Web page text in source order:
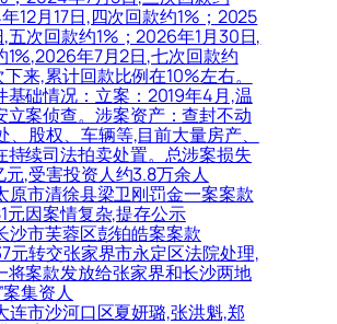
12月17日,四次回款约1%；2025
五次回款约1%；2026年1月30日,
1%,2026年7月2日,七次回款约
来,累计回款比例在10%左右。
基础情况：立案：2019年4月,温
立案侦查。涉案资产：查封不动
、股权、车辆等,目前大量房产、
持续司法拍卖处置。总涉案损失
,受害投资人约3.8万余人
原市清徐县梁卫刚罚金一案案款
元因案情复杂,提存公示
沙市芙蓉区彭铂皓案案款
元转交张家界市永定区法院处理,
将案款发放给张家界和长沙两地
案集资人
连市沙河口区夏妍璐,张洪魁,郑